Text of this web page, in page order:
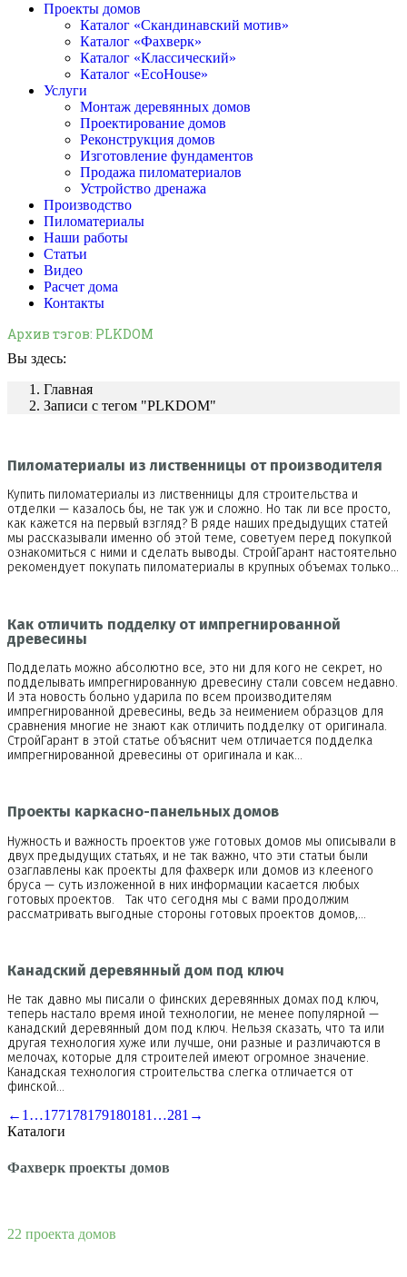
Проекты домов
Каталог «Скандинавский мотив»
Каталог «Фахверк»
Каталог «Классический»
Каталог «EcoHouse»
Услуги
Монтаж деревянных домов
Проектирование домов
Реконструкция домов
Изготовление фундаментов
Продажа пиломатериалов
Устройство дренажа
Производство
Пиломатериалы
Наши работы
Статьи
Видео
Расчет дома
Контакты
Архив тэгов: PLKDOM
Вы здесь:
Главная
Записи с тегом "PLKDOM"
Пиломатериалы из лиственницы от производителя
Купить пиломатериалы из лиственницы для строительства и
отделки — казалось бы, не так уж и сложно. Но так ли все просто,
как кажется на первый взгляд? В ряде наших предыдущих статей
мы рассказывали именно об этой теме, советуем перед покупкой
ознакомиться с ними и сделать выводы. СтройГарант настоятельно
рекомендует покупать пиломатериалы в крупных объемах только…
Как отличить подделку от импрегнированной
древесины
Подделать можно абсолютно все, это ни для кого не секрет, но
подделывать импрегнированную древесину стали совсем недавно.
И эта новость больно ударила по всем производителям
импрегнированной древесины, ведь за неимением образцов для
сравнения многие не знают как отличить подделку от оригинала.
СтройГарант в этой статье объяснит чем отличается подделка
импрегнированной древесины от оригинала и как…
Проекты каркасно-панельных домов
Нужность и важность проектов уже готовых домов мы описывали в
двух предыдущих статьях, и не так важно, что эти статьи были
озаглавлены как проекты для фахверк или домов из клееного
бруса — суть изложенной в них информации касается любых
готовых проектов. Так что сегодня мы с вами продолжим
рассматривать выгодные стороны готовых проектов домов,…
Канадский деревянный дом под ключ
Не так давно мы писали о финских деревянных домах под ключ,
теперь настало время иной технологии, не менее популярной —
канадский деревянный дом под ключ. Нельзя сказать, что та или
другая технология хуже или лучше, они разные и различаются в
мелочах, которые для строителей имеют огромное значение.
Канадская технология строительства слегка отличается от
финской…
← 1 …177178179180181 …281 →
Каталоги
Фахверк проекты домов
22 проекта домов